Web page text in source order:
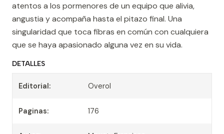
atentos a los pormenores de un equipo que alivia,
angustia y acompaña hasta el pitazo final. Una
singularidad que toca fibras en común con cualquiera
que se haya apasionado alguna vez en su vida.
DETALLES
Editorial: Overol
Paginas: 176